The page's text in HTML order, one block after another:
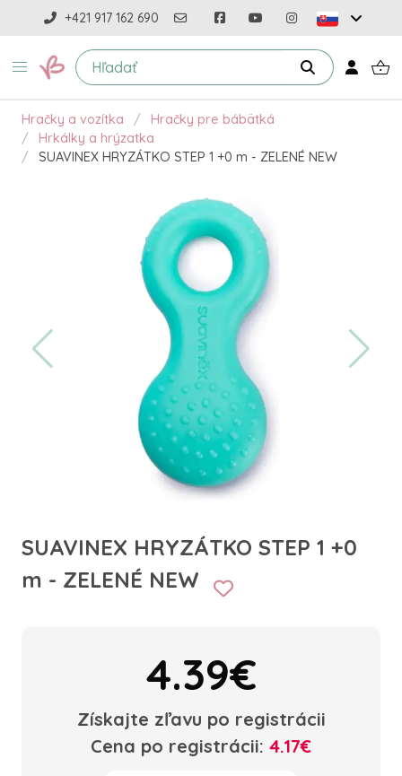
+421 917 162 690
Hračky a vozítka
Hračky pre bábätká
Hrkálky a hrýzatka
SUAVINEX HRYZÁTKO STEP 1 +0 m - ZELENÉ NEW
SUAVINEX HRYZÁTKO STEP 1 +0
m - ZELENÉ NEW
4.39€
Získajte zľavu po registrácii
Cena po registrácii: 4.17€